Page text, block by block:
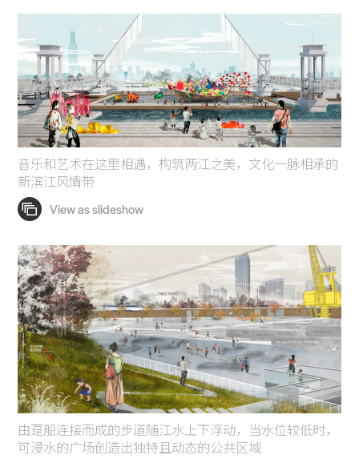
音乐和艺术在这里相遇，构筑两江之美，文化一脉相承的
新滨江风情带
由趸船连接而成的步道随江水上下浮动，当水位较低时，
可浸水的广场创造出独特且动态的公共区域